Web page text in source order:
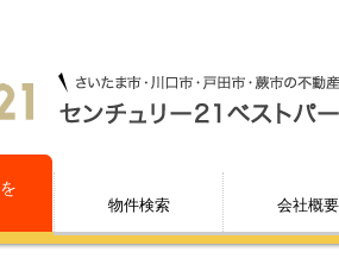
を
物件検索 会社概要